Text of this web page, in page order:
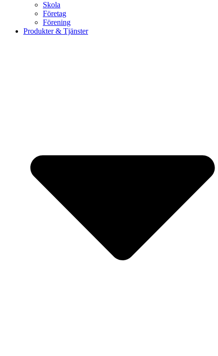
Skola
Företag
Förening
Produkter & Tjänster